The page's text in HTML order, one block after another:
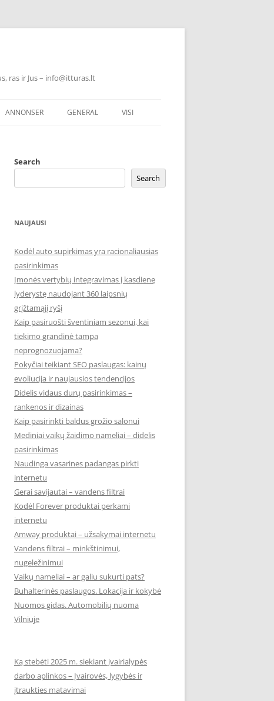
ras ir Jus – info@itturas.lt
ANNONSER GENERAL VISI
Search
Search
NAUJAUSI
Kodėl auto supirkimas yra racionaliausias
pasirinkimas
Įmonės vertybių integravimas į kasdienę
lyderystę naudojant 360 laipsnių
grįžtamąjį ryšį
Kaip pasiruošti šventiniam sezonui, kai
tiekimo grandinė tampa
neprognozuojama?
Pokyčiai teikiant SEO paslaugas: kainų
evoliucija ir naujausios tendencijos
Didelis vidaus durų pasirinkimas –
rankenos ir dizainas
Kaip pasirinkti baldus grožio salonui
Mediniai vaikų žaidimo nameliai – didelis
pasirinkimas
Naudinga vasarines padangas pirkti
internetu
Gerai savijautai – vandens filtrai
Kodėl Forever produktai perkami
internetu
Amway produktai – užsakymai internetu
Vandens filtrai – minkštinimui,
nugeležinimui
Vaikų nameliai – ar galiu sukurti pats?
Buhalterinės paslaugos. Lokacija ir kokybė
Nuomos gidas. Automobilių nuoma
Vilniuje
Ką stebėti 2025 m. siekiant įvairialypės
darbo aplinkos – Įvairovės, lygybės ir
įtraukties matavimai